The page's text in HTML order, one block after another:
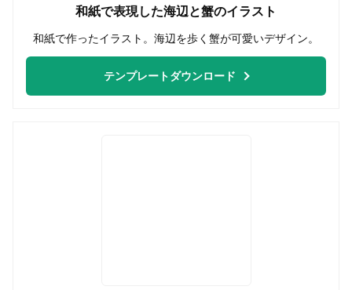
和紙で表現した海辺と蟹のイラスト
和紙で作ったイラスト。海辺を歩く蟹が可愛いデザイン。
テンプレートダウンロード